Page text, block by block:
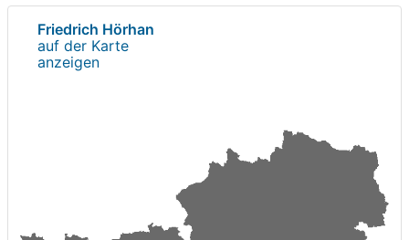
Friedrich Hörhan
auf der Karte
anzeigen